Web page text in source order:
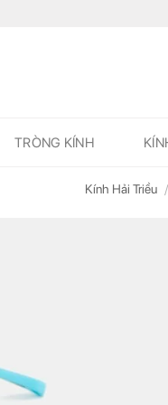
TRÒNG KÍNH
Kính Hải Triều /